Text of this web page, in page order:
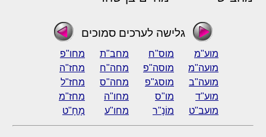
גלישה לערכים סמוכים
מוע"מ מוס"ח מחב"ת
מחו"פ
מועה"מ
מוסה"פ מחה"ח
מחז"ה
מועה"ב
מוסג"פ מחה"ס
מחז"ל
מוע"ד
מו"ס מחו"ה
מחז"מ
מועב"ט
מוֹנָ"ר מחו"ע מָחָ"ט